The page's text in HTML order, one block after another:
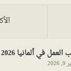
في ألمانيا 2026